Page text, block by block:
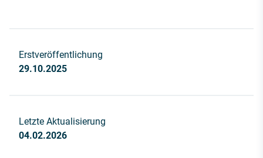
Erstveröffentlichung
29.10.2025
Letzte Aktualisierung
04.02.2026